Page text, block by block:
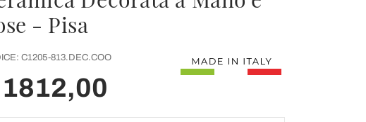
- Pisa
C1205-813.DEC.COO